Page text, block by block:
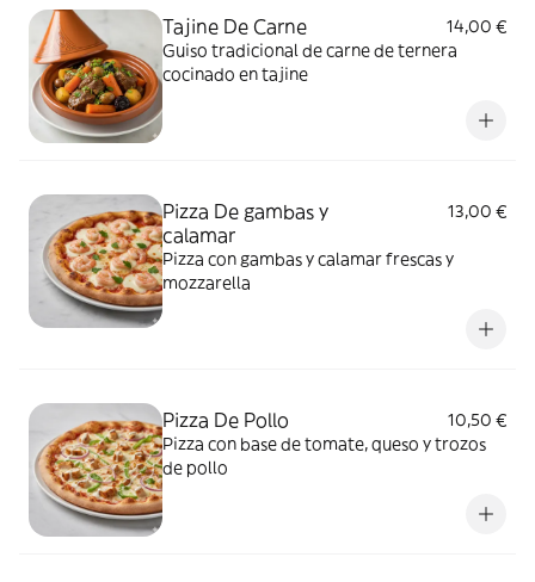
Tajine De Carne
14,00 €
Guiso tradicional de carne de ternera
cocinado en tajine
Pizza De gambas y
calamar
13,00 €
Pizza con gambas y calamar frescas y
mozzarella
Pizza De Pollo
10,50 €
Pizza con base de tomate, queso y trozos
de pollo